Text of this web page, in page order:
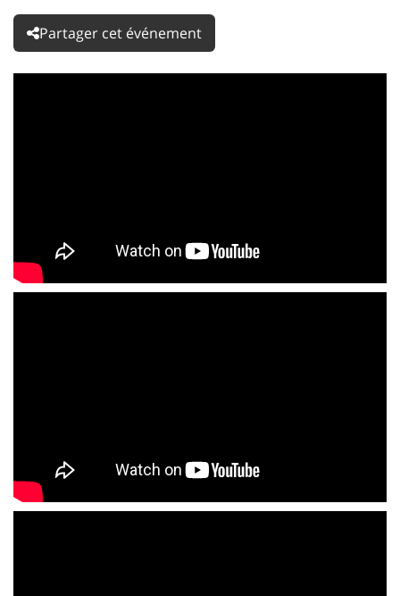
Partager cet événement